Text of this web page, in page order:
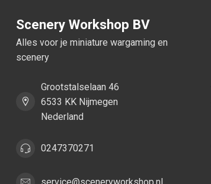
Scenery Workshop BV
Alles voor je miniature wargaming en
scenery
Grootstalselaan 46
6533 KK Nijmegen
Nederland
0247370271